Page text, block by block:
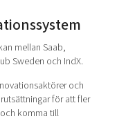
mellan Saab,
Sweden och IndX.
och
för att fler
komma till